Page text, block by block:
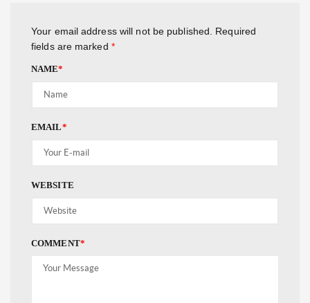
Your email address will not be published.
Required
fields are marked *
NAME*
EMAIL*
WEBSITE
COMMENT*